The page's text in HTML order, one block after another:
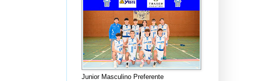
Junior Masculino Preferente